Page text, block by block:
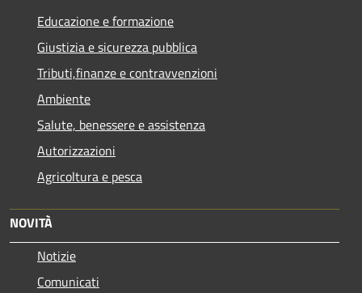
Educazione e formazione
Giustizia e sicurezza pubblica
Tributi,finanze e contravvenzioni
Ambiente
Salute, benessere e assistenza
Autorizzazioni
Agricoltura e pesca
NOVITÀ
Notizie
Comunicati